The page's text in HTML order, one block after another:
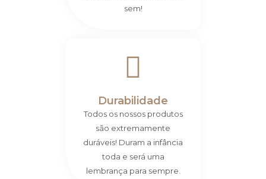
sem!
Durabilidade
Todos os nossos produtos
são extremamente
duráveis! Duram a infância
toda e será uma
lembrança para sempre.